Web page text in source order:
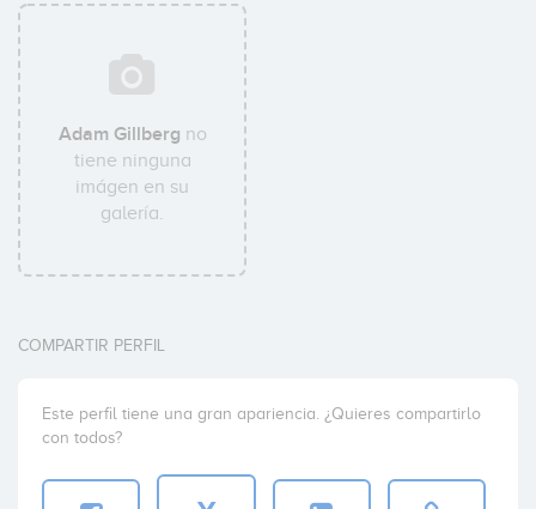
Adam Gillberg no
tiene ninguna
imágen en su
galería.
COMPARTIR PERFIL
Este perfil tiene una gran apariencia. ¿Quieres compartirlo
con todos?